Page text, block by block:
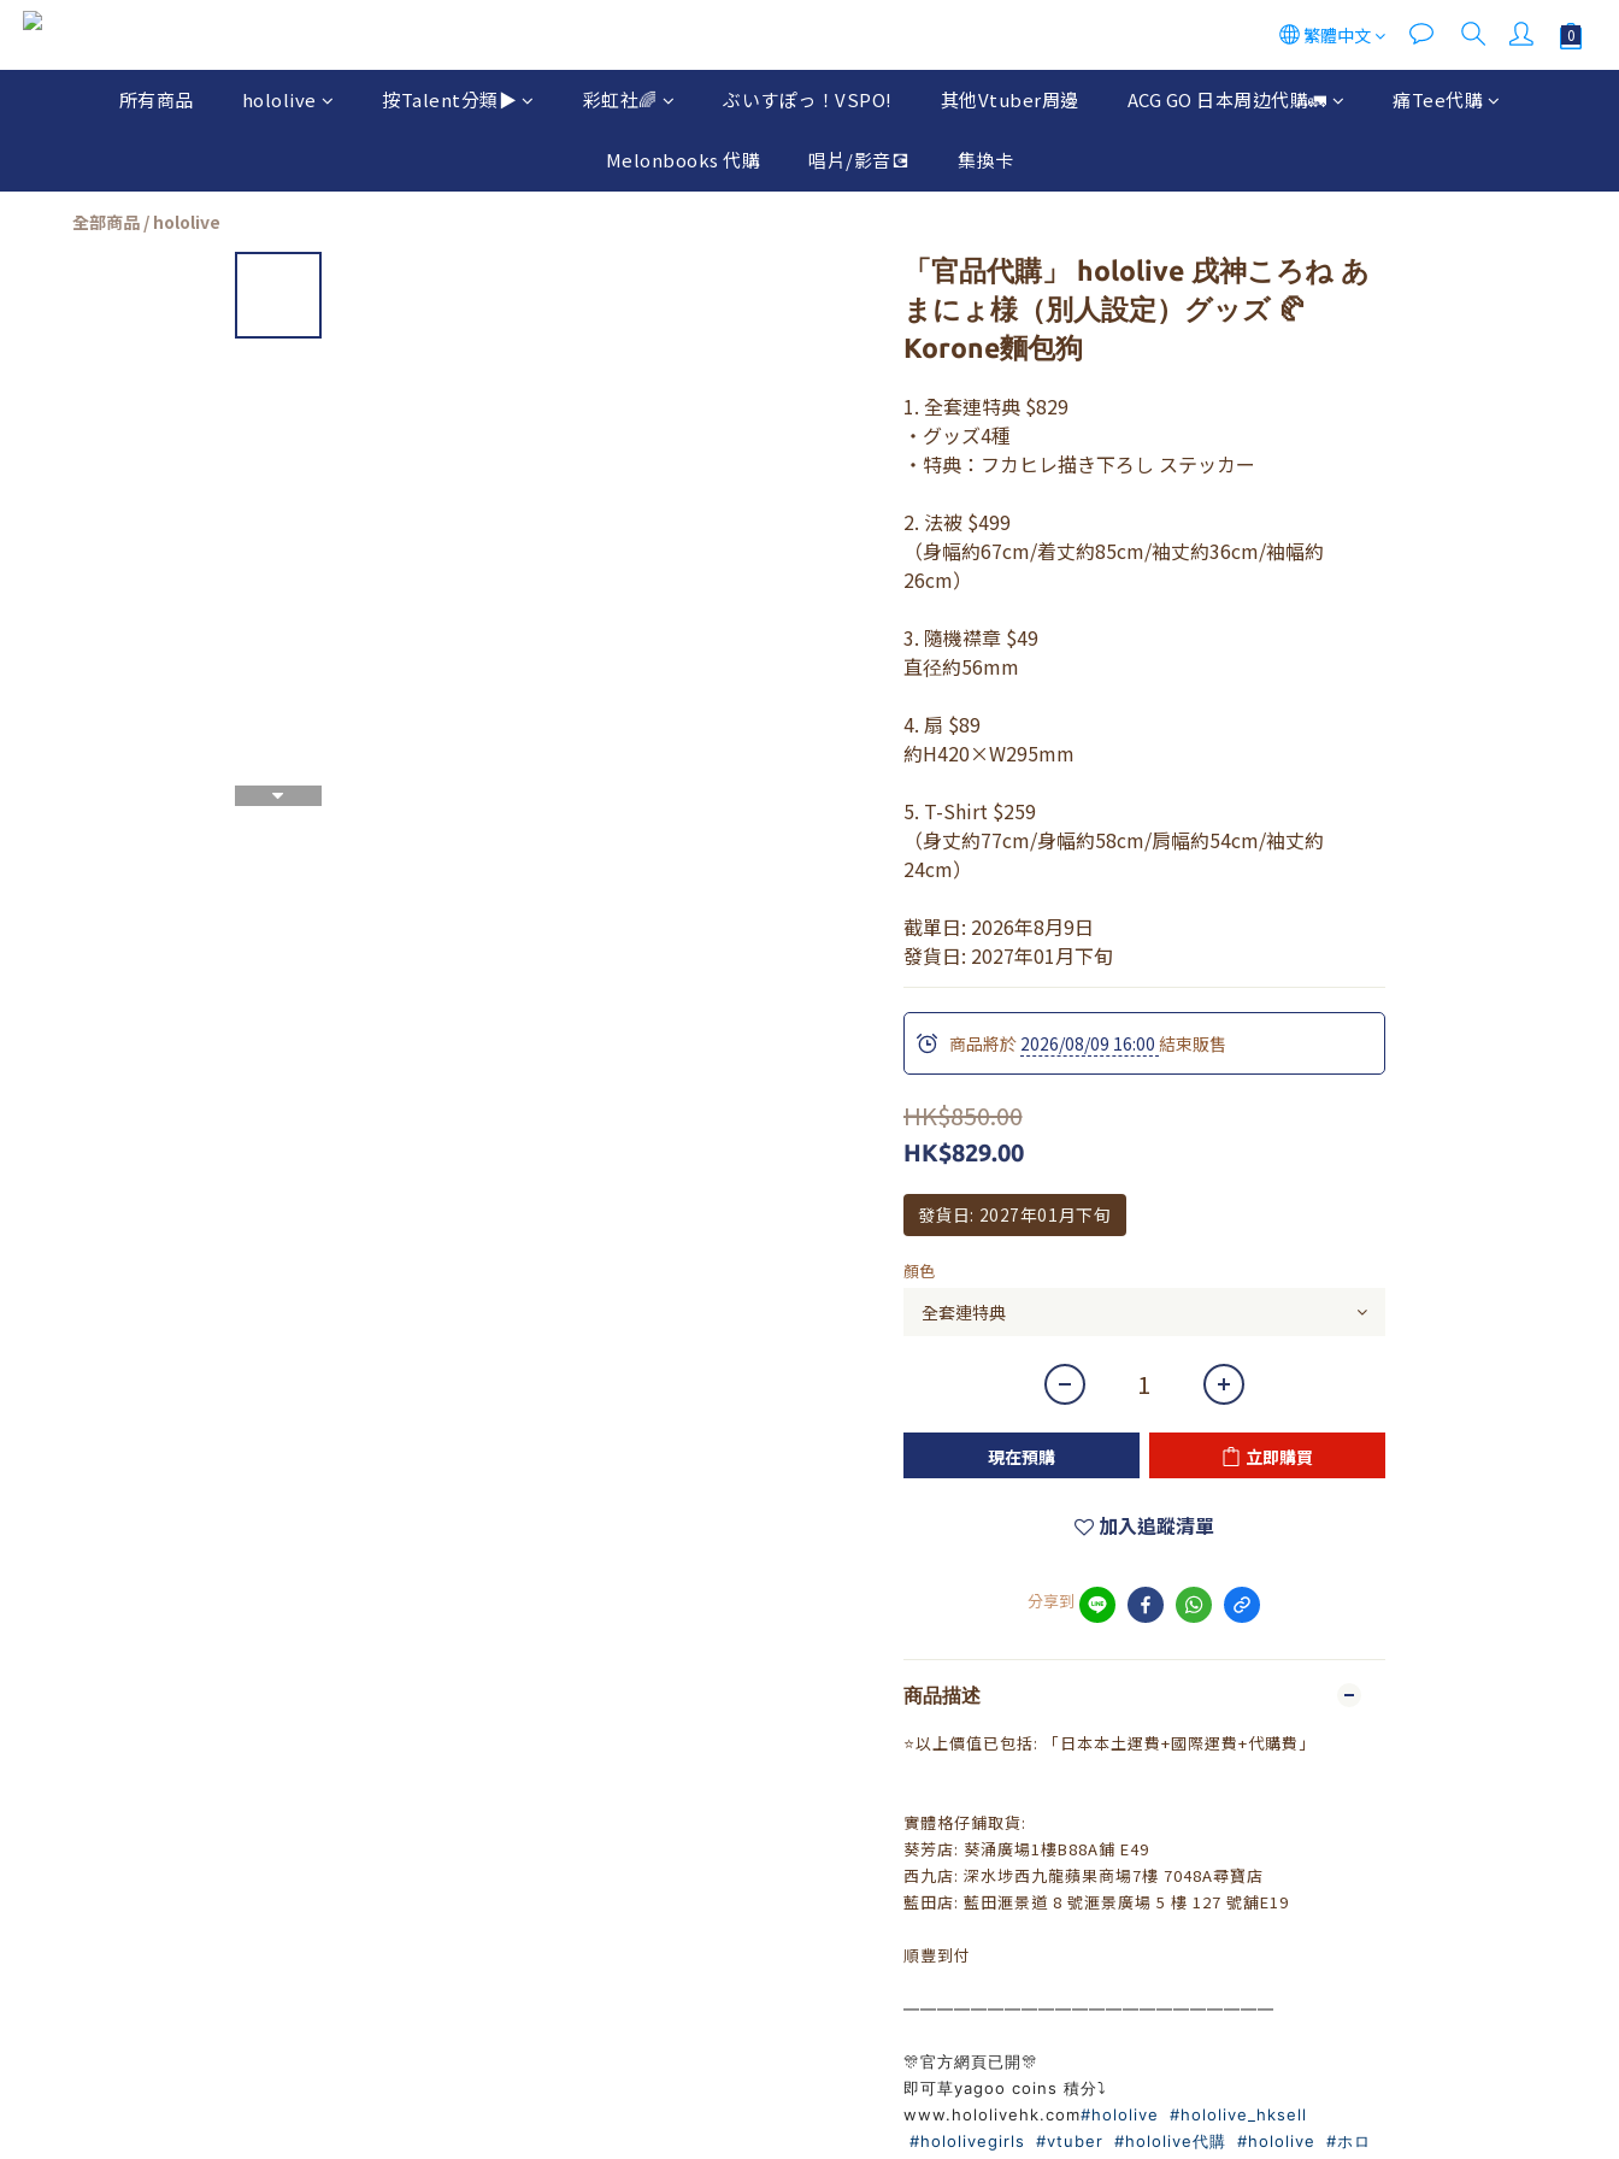
繁體中文
所有商品 hololive 按Talent分類▶️ 彩虹社🌈 ぶいすぽっ！VSPO! 其他Vtuber周邊 ACG GO 日本周边代購🚛 痛Tee代購
Melonbooks 代購 唱片/影音💽 集換卡
全部商品 / hololive
「官品代購」 hololive 戌神ころね あ
まにょ様（別人設定）グッズ 🥐
Korone麵包狗
1. 全套連特典 $829
・グッズ4種
・特典：フカヒレ描き下ろし ステッカー
2. 法被 $499
（身幅約67cm/着丈約85cm/袖丈約36cm/袖幅約
26cm）
3. 隨機襟章 $49
直径約56mm
4. 扇 $89
約H420×W295mm
5. T-Shirt $259
（身丈約77cm/身幅約58cm/肩幅約54cm/袖丈約
24cm）
截單日: 2026年8月9日
發貨日: 2027年01月下旬
商品將於 2026/08/09 16:00 結束販售
HK$850.00
HK$829.00
發貨日: 2027年01月下旬
顏色
現在預購 立即購買
加入追蹤清單
分享到
商品描述
⭐以上價值已包括: 「日本本土運費+國際運費+代購費」
實體格仔鋪取貨:
葵芳店: 葵涌廣場1樓B88A鋪 E49
西九店: 深水埗西九龍蘋果商場7樓 7048A尋寶店
藍田店: 藍田滙景道 8 號滙景廣場 5 樓 127 號舖E19
順豐到付
——————————————————————
🎊官方網頁已開🎊
即可草yagoo coins 積分⤵️
www.hololivehk.com#hololive
#hololive_hksell
#hololivegirls
#vtuber #hololive代購 #hololive
#ホロ
立即購買